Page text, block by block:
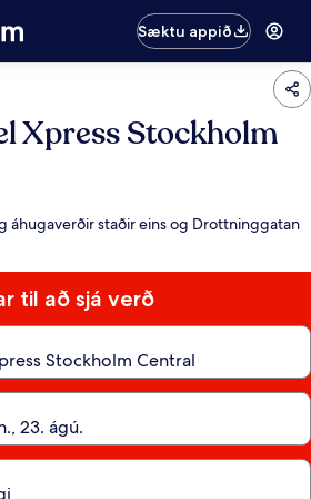
Sæktu appið
Xpress Stockholm
áhugaverðir staðir eins og Drottninggatan
til að sjá verð